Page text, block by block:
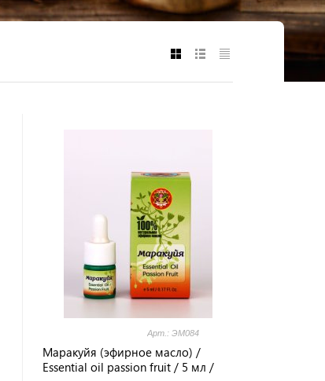
Арт.: ЭМ084
Маракуйя (эфирное масло) /
Essential oil passion fruit / 5 мл /